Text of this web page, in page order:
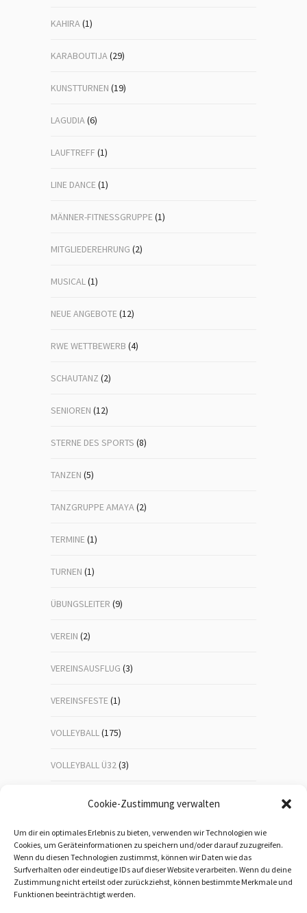
Cookie-Zustimmung verwalten
Um dir ein optimales Erlebnis zu bieten, verwenden wir Technologien wie
Cookies, um Geräteinformationen zu speichern und/oder darauf zuzugreifen.
Wenn du diesen Technologien zustimmst, können wir Daten wie das
Surfverhalten oder eindeutige IDs auf dieser Website verarbeiten. Wenn du deine
Zustimmung nicht erteilst oder zurückziehst, können bestimmte Merkmale und
Funktionen beeinträchtigt werden.
KAHIRA(1)
KARABOUTIJA(29)
KUNSTTURNEN (19)
LAGUDIA(6)
LAUFTREFF (1)
LINE DANCE(1)
MÄNNER-FITNESSGRUPPE(1)
MITGLIEDEREHRUNG (2)
MUSICAL(1)
NEUE ANGEBOTE(12)
RWE WETTBEWERB (4)
SCHAUTANZ (2)
SENIOREN (12)
STERNE DES SPORTS (8)
TANZEN (5)
TANZGRUPPE AMAYA(2)
TERMINE(1)
TURNEN (1)
ÜBUNGSLEITER (9)
VEREIN (2)
VEREINSAUSFLUG (3)
VEREINSFESTE(1)
VOLLEYBALL(175)
VOLLEYBALL Ü32(3)
VOLLEYBALL-JUGEND (23)
WANDERN(192)
WEIHNACHTSFEIER(1)
WEITERBILDUNG(5)